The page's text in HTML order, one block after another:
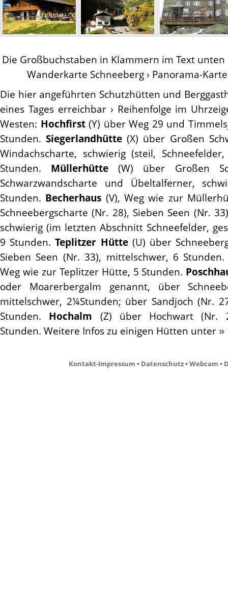
Die Großbuchstaben in Klammern im Text
Wanderkarte Schneeberg › Panorama-
Die hier angeführten Schutzhütten und
eines Tages erreichbar › Reihenfolge im
Westen: Hochfirst(Y) über Weg 29 und
Stunden.Siegerlandhütte(X) über Großen
Windachscharte, schwierig (steil,
Stunden. Müllerhütte(W) über Großen
Schwarzwandscharte und Übeltalferner,
Stunden. Becherhaus (V), Weg wie zur
Schneebergscharte (Nr. 28), Sieben Seen (Nr.
schwierig (im letzten Abschnitt Schneefelder,
9 Stunden.Teplitzer Hütte(U) über
Sieben Seen (Nr. 33), mittelschwer, 6
Weg wie zur Teplitzer Hütte, 5 Stunden.
oder Moarerbergalm genannt, über
mittelschwer, 2¼Stunden; über Sandjoch (Nr.
Stunden. Hochalm (Z) über Hochwart (Nr.
Stunden. Weitere Infos zu einigen Hütten unter »
Kontakt-Impressum • Datenschutz• Webcam •